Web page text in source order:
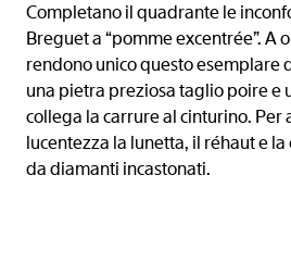
Completano il quadrante le
Breguet a “pomme excentrée”. A
rendono unico questo esemplare
una pietra preziosa taglio poire e
collega la carrure al cinturino. Per
lucentezza la lunetta, il réhaut e
da diamanti incastonati.